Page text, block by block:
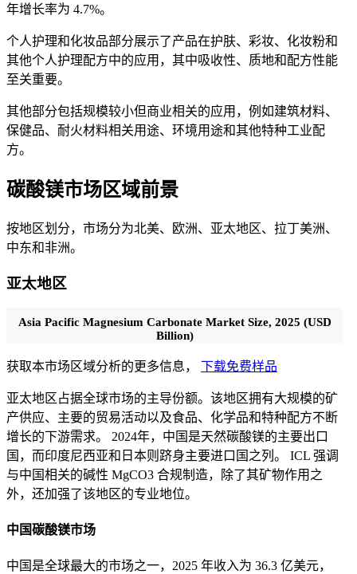
年增长率为 4.7%。
个人护理和化妆品部分展示了产品在护肤、彩妆、化妆粉和
其他个人护理配方中的应用，其中吸收性、质地和配方性能
至关重要。
其他部分包括规模较小但商业相关的应用，例如建筑材料、
保健品、耐火材料相关用途、环境用途和其他特种工业配
方。
碳酸镁市场区域前景
按地区划分，市场分为北美、欧洲、亚太地区、拉丁美洲、
中东和非洲。
亚太地区
Asia Pacific Magnesium Carbonate Market Size, 2025 (USD
Billion)
获取本市场区域分析的更多信息， 下载免费样品
亚太地区占据全球市场的主导份额。该地区拥有大规模的矿
产供应、主要的贸易活动以及食品、化学品和特种配方不断
增长的下游需求。 2024年，中国是天然碳酸镁的主要出口
国，而印度尼西亚和日本则跻身主要进口国之列。 ICL 强调
与中国相关的碱性 MgCO3 合规制造，除了其矿物作用之
外，还加强了该地区的专业地位。
中国碳酸镁市场
中国是全球最大的市场之一，2025 年收入为 36.3 亿美元，